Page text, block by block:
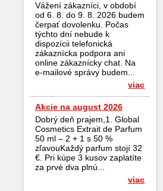
Vážení zákazníci, v období
od 6. 8. do 9. 8. 2026 budem
čerpať dovolenku. Počas
týchto dní nebude k
dispozícii telefonická
zákaznícka podpora ani
online zákaznícky chat. Na
e-mailové správy budem...
viac
Akcie na august 2026
Dobrý deň prajem,1. Global
Cosmetics Extrait de Parfum
50 ml – 2 + 1 s 50 %
zľavouKaždý parfum stojí 32
€. Pri kúpe 3 kusov zaplatíte
za prvé dva plnú...
viac